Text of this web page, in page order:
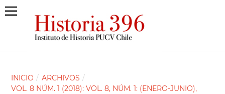
INICIO / ARCHIVOS /
VOL. 8 NÚM. 1 (2018): VOL. 8, NÚM. 1: (ENERO-JUNIO),